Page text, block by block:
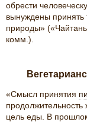
обрести
вынуждены принять
природы»
комм.).
«Смысл принятия
продолжительность
цель еды. В